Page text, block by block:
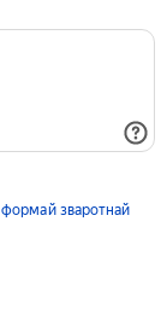
формай зваротнай